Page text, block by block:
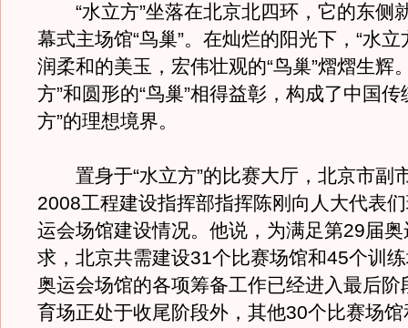
“水立方”坐落在北京北四环，它的东侧
幕式主场馆“鸟巢”。在灿烂的阳光下，“水立
润柔和的美玉，宏伟壮观的“鸟巢”熠熠生辉
方”和圆形的“鸟巢”相得益彰，构成了中国传
方”的理想境界。
置身于“水立方”的比赛大厅，北京市副
2008工程建设指挥部指挥陈刚向人大代表
运会场馆建设情况。他说，为满足第29届
求，北京共需建设31个比赛场馆和45个训
奥运会场馆的各项筹备工作已经进入最后阶
育场正处于收尾阶段外，其他30个比赛场